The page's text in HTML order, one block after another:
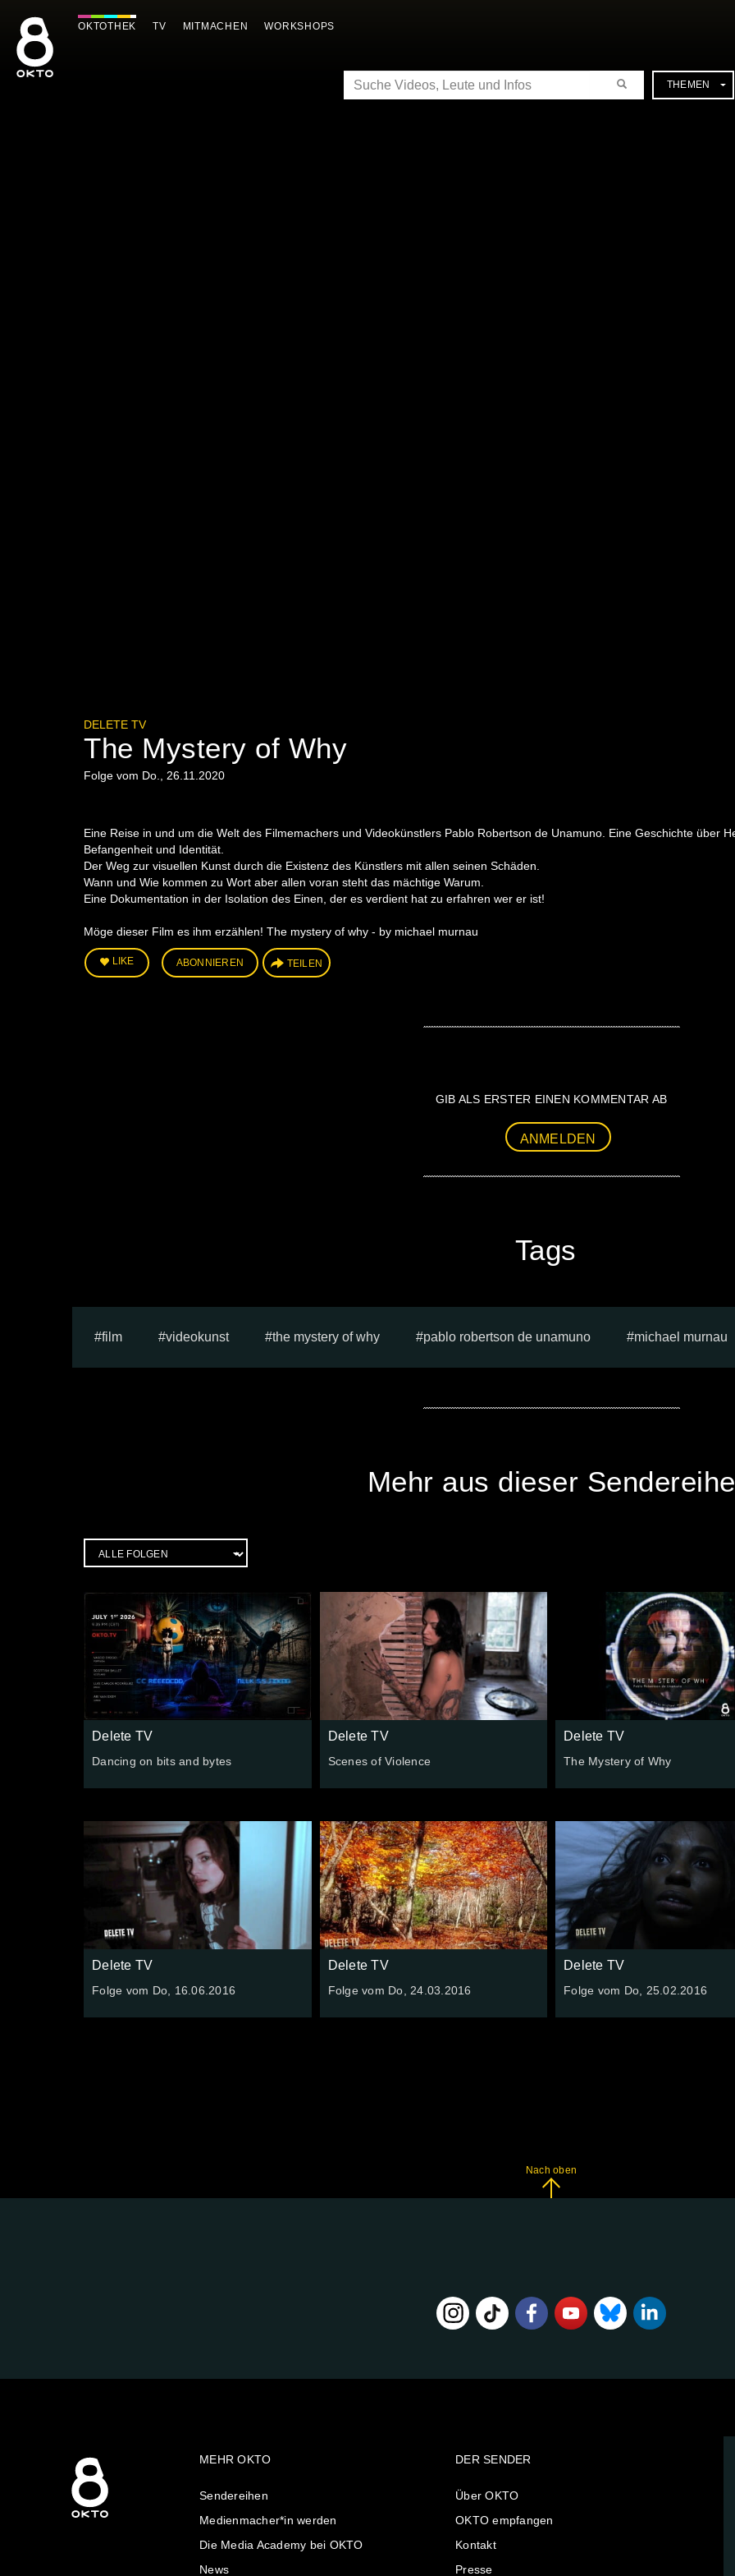
Inhalt
springen
OKTOTHEK TV MITMACHEN WORKSHOPS
SUCHE THEMEN
DELETE TV
The Mystery of Why
Folge vom Do., 26.11.2020
Eine Reise in und um die Welt des Filmemachers und Videokünstlers Pablo Robertson de Unamuno. Eine Geschichte über
Befangenheit und Identität.
Der Weg zur visuellen Kunst durch die Existenz des Künstlers mit allen seinen Schäden.
Wann und Wie kommen zu Wort aber allen voran steht das mächtige Warum.
Eine Dokumentation in der Isolation des Einen, der es verdient hat zu erfahren wer er ist!
Möge dieser Film es ihm erzählen! The mystery of why - by michael murnau
LIKE ABONNIEREN TEILEN
GIB ALS ERSTER EINEN KOMMENTAR AB
ANMELDEN
Tags
film videokunst the mystery of why pablo robertson de unamuno michael murnau
Mehr aus dieser Sendereihe
Delete TV
Dancing on bits and bytes
Delete TV
Scenes of Violence
Delete TV
The Mystery of Why
Delete TV
Folge vom Do, 16.06.2016
Delete TV
Folge vom Do, 24.03.2016
Delete TV
Folge vom Do, 25.02.2016
Nach oben
MEHR OKTO
Sendereihen
Medienmacher*in werden
Die Media Academy bei OKTO
News
DER SENDER
Über OKTO
OKTO empfangen
Kontakt
Presse